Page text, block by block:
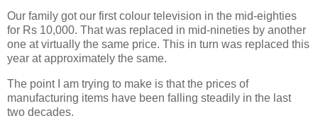
Our family got our first colour television in the mid-eighties
for Rs 10,000. That was replaced in mid-nineties by another
one at virtually the same price. This in turn was replaced this
year at approximately the same.
The point I am trying to make is that the prices of
manufacturing items have been falling steadily in the last
two decades.